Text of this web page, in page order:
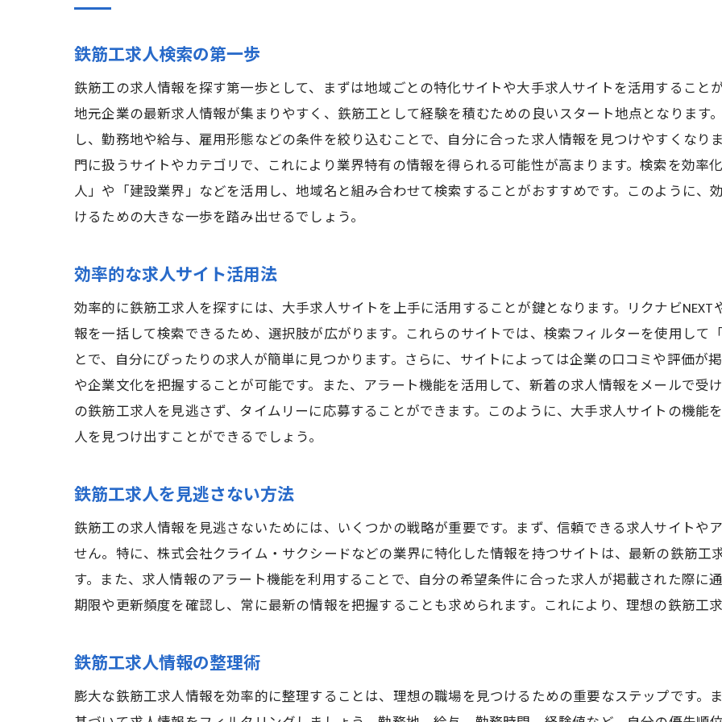
職場選びを成功させる鉄筋工求人活用法
鉄筋工求人で自分に合った職場を見つける
鉄筋工求人から職場の可能性を広げる
鉄筋工求人検索の第一歩
鉄筋工の求人情報を探す第一歩として、まずは地域ごとの特化サイトや大手求人サイトを活用すること
地元企業の最新求人情報が集まりやすく、鉄筋工として経験を積むための良いスタート地点となります
し、勤務地や給与、雇用形態などの条件を絞り込むことで、自分に合った求人情報を見つけやすくなり
門に扱うサイトやカテゴリで、これにより業界特有の情報を得られる可能性が高まります。検索を効率
人」や「建設業界」などを活用し、地域名と組み合わせて検索することがおすすめです。このように、
けるための大きな一歩を踏み出せるでしょう。
効率的な求人サイト活用法
効率的に鉄筋工求人を探すには、大手求人サイトを上手に活用することが鍵となります。リクナビ
報を一括して検索できるため、選択肢が広がります。これらのサイトでは、検索フィルターを使用して
とで、自分にぴったりの求人が簡単に見つかります。さらに、サイトによっては企業の口コミや評価が
や企業文化を把握することが可能です。また、アラート機能を活用して、新着の求人情報をメールで受
の鉄筋工求人を見逃さず、タイムリーに応募することができます。このように、大手求人サイトの機能
人を見つけ出すことができるでしょう。
鉄筋工求人を見逃さない方法
鉄筋工の求人情報を見逃さないためには、いくつかの戦略が重要です。まず、信頼できる求人サイトや
せん。特に、株式会社クライム・サクシードなどの業界に特化した情報を持つサイトは、最新の鉄筋
す。また、求人情報のアラート機能を利用することで、自分の希望条件に合った求人が掲載された際に
期限や更新頻度を確認し、常に最新の情報を把握することも求められます。これにより、理想の鉄筋工
鉄筋工求人情報の整理術
膨大な鉄筋工求人情報を効率的に整理することは、理想の職場を見つけるための重要なステップです。